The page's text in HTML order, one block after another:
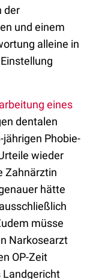
der
und einem
alleine in
eines
dentalen
Phobie-
wieder
Zahnärztin
hätte
müsse
Narkosearzt
OP-Zeit
Landgericht